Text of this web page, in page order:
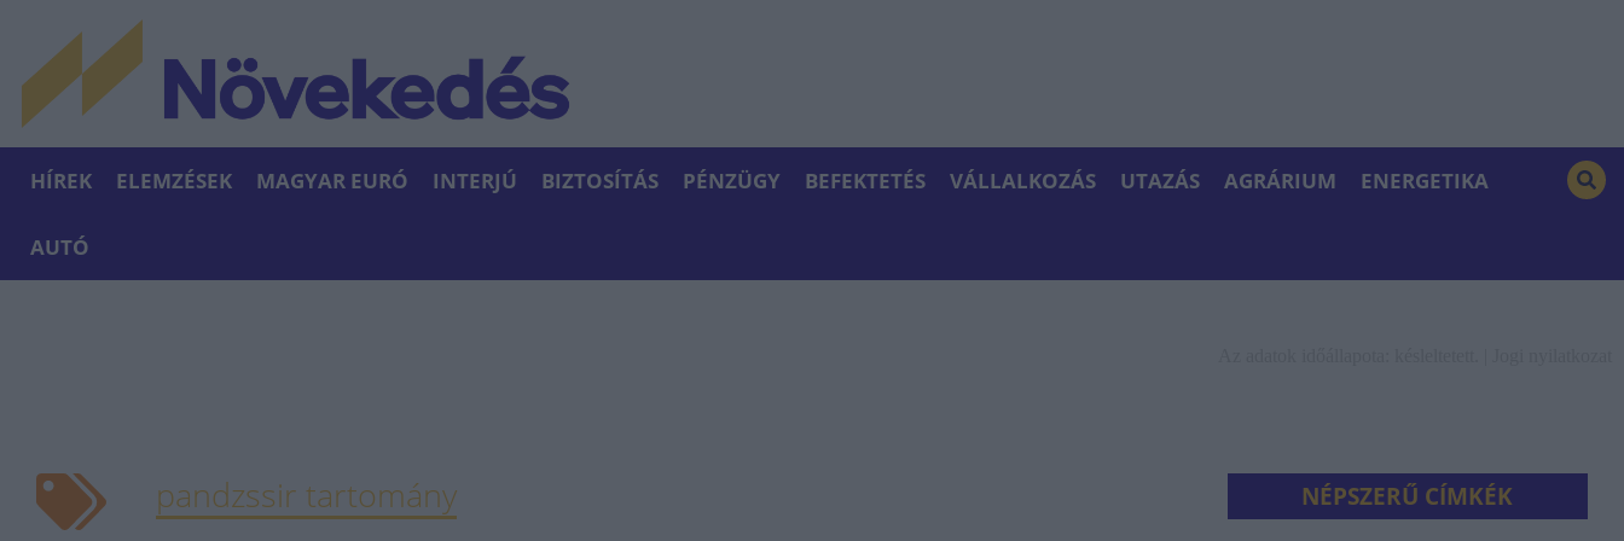
HÍREK ELEMZÉSEK MAGYAR EURÓ INTERJÚ BIZTOSÍTÁS PÉNZÜGY BEFEKTETÉS VÁLLALKOZÁS UTAZÁS AGRÁRIUM ENERGETIKA
AUTÓ
pandzssir tartomány NÉPSZERŰ CÍMKÉK